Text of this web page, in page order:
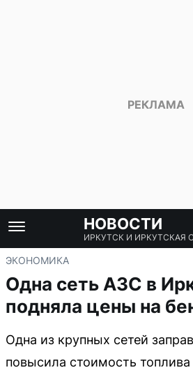
НОВОСТИ
ИРКУТСК И ИРКУТСКАЯ
ЭКОНОМИКА
Одна сеть АЗС в
подняла цены на
Одна из крупных сетей
повысила стоимость топлива